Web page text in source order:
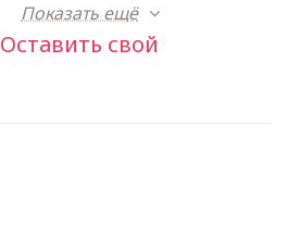
Показать ещё
Оставить свой